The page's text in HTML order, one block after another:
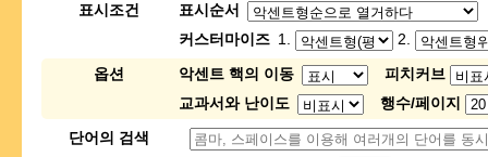
표시조건
표시순서
커스터마이즈 1.
2.
옵션
악센트 핵의 이동
피치커브
교과서와 난이도
행수/페이지
단어의 검색